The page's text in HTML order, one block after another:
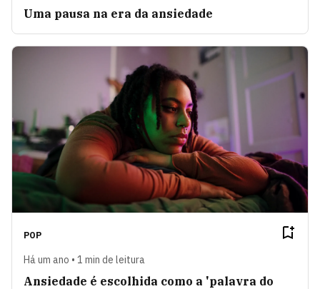
Uma pausa na era da ansiedade
POP
Há um ano • 1 min de leitura
Ansiedade é escolhida como a 'palavra do